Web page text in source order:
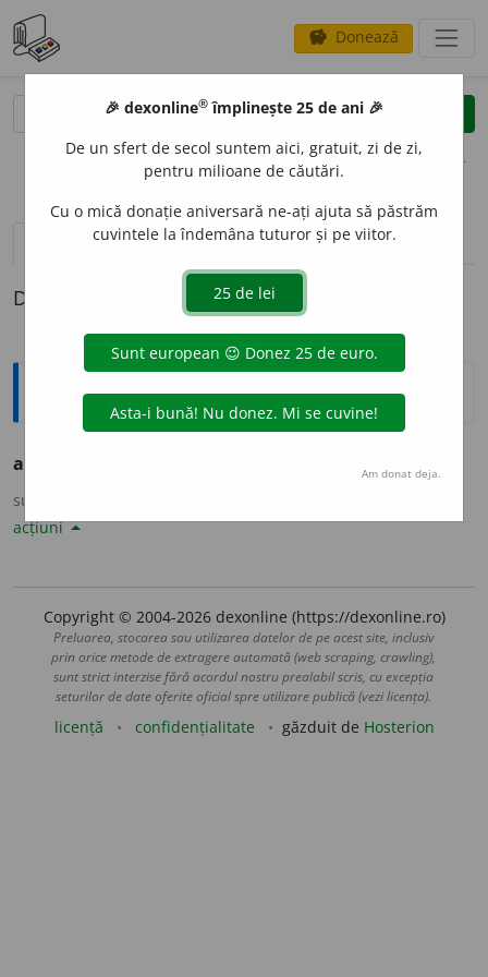
savings Donează
clear
opțiuni
definiții (1)
Definiția cu ID-ul 969005:
Sinonime
art
sursa:
acțiuni
Copyright © 2004-2026 dexonline (https://dexonline.ro)
Preluarea, stocarea sau utilizarea datelor de pe acest site, inclusiv
prin orice metode de extragere automată (web scraping, crawling),
sunt strict interzise fără acordul nostru prealabil scris, cu excepția
seturilor de date oferite oficial spre utilizare publică (vezi licența).
licență confidențialitate găzduit de Hosterion
🎉 dexonline® împlinește 25 de ani 🎉
De un sfert de secol suntem aici, gratuit, zi de zi,
pentru milioane de căutări.
Cu o mică donație aniversară ne-ați ajuta să păstrăm
cuvintele la îndemâna tuturor și pe viitor.
Am donat deja.